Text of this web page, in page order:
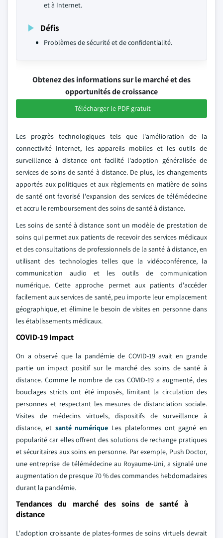
et à Internet.
Défis
Problèmes de sécurité et de confidentialité.
Obtenez des informations sur le marché et des
opportunités de croissance
Télécharger le PDF gratuit
Les progrès technologiques tels que l'amélioration de la
connectivité Internet, les appareils mobiles et les outils de
surveillance à distance ont facilité l'adoption généralisée de
services de soins de santé à distance. De plus, les changements
apportés aux politiques et aux règlements en matière de soins
de santé ont favorisé l'expansion des services de télémédecine
et accru le remboursement des soins de santé à distance.
Les soins de santé à distance sont un modèle de prestation de
soins qui permet aux patients de recevoir des services médicaux
et des consultations de professionnels de la santé à distance, en
utilisant des technologies telles que la vidéoconférence, la
communication audio et les outils de communication
numérique. Cette approche permet aux patients d'accéder
facilement aux services de santé, peu importe leur emplacement
géographique, et élimine le besoin de visites en personne dans
les établissements médicaux.
COVID-19 Impact
On a observé que la pandémie de COVID-19 avait en grande
partie un impact positif sur le marché des soins de santé à
distance. Comme le nombre de cas COVID-19 a augmenté, des
bouclages stricts ont été imposés, limitant la circulation des
personnes et respectant les mesures de distanciation sociale.
Visites de médecins virtuels, dispositifs de surveillance à
distance, et santé numérique Les plateformes ont gagné en
popularité car elles offrent des solutions de rechange pratiques
et sécuritaires aux soins en personne. Par exemple, Push Doctor,
une entreprise de télémédecine au Royaume-Uni, a signalé une
augmentation de presque 70 % des commandes hebdomadaires
durant la pandémie.
Tendances du marché des soins de santé à
distance
L'adoption croissante de plates-formes de soins virtuels devrait